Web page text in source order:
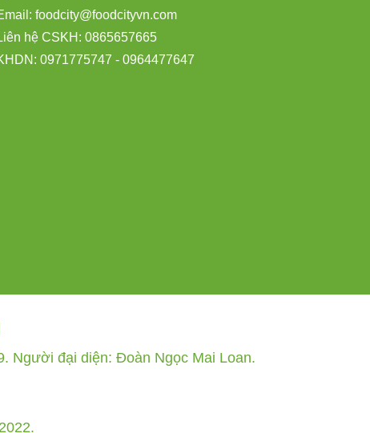
foodcity@foodcityvn.com
hệ CSKH: 0865657665
0971775747 - 0964477647
Người đại diện: Đoàn Ngọc Mai Loan.